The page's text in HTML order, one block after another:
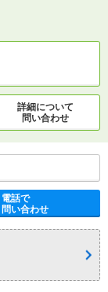
詳細について
問い合わせ
電話で
問い合わせ